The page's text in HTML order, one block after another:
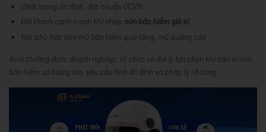
Chất lượng ổn định, đạt chuẩn QCVN
Giá thành cạnh tranh khi nhập nón bảo hiểm giá sỉ
Rất phù hợp làm mũ bảo hiểm quà tặng, mũ quảng cáo
Asia thường được doanh nghiệp, tổ chức và đại lý lựa chọn khi cần sỉ nón
bảo hiểm số lượng lớn , yêu cầu tính ổn định và pháp lý rõ ràng.